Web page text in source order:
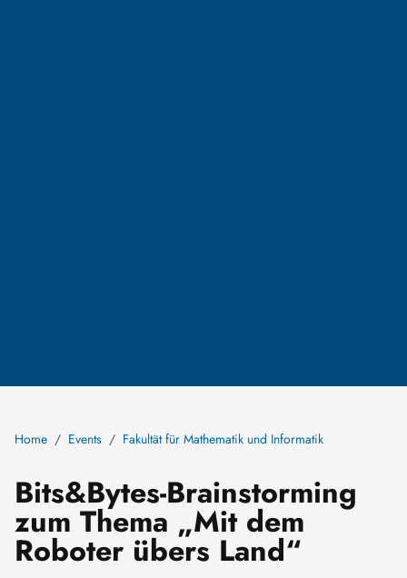
Home Events Fakultät für Mathematik und Informatik
Bits&Bytes-Brainstorming
zum Thema „Mit dem
Roboter übers Land“